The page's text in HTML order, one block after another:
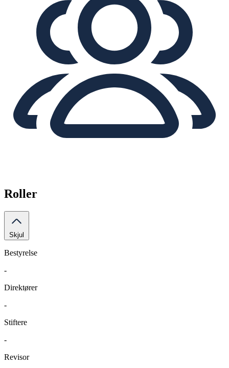
Roller
Skjul
Bestyrelse
-
Direktører
-
Stiftere
-
Revisor